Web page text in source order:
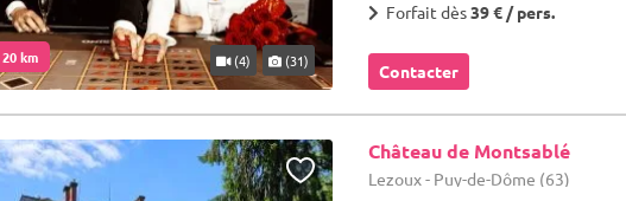
km (4) (31)
Forfait dès39 € / pers.
Contacter
Château de Montsablé
Lezoux - Puy-de-Dôme (63)